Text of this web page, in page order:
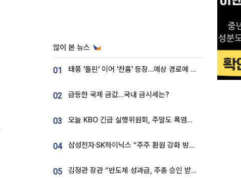
많이 본 뉴스
01 태풍 '돌핀' 이어 '찬홈' 등장…예상 경로에 한국 '한숨'
02 급등한 국제 금값…국내 금시세는?
03 오늘 KBO 긴급 실행위원회, 주말도 폭염취소 될까
04 삼성전자·SK하이닉스 “주주 환원 강화 방안 마련”
05 김정관 장관 “반도체 성과급, 주총 승인 받도록”…상법·자본시장법 개정 시사